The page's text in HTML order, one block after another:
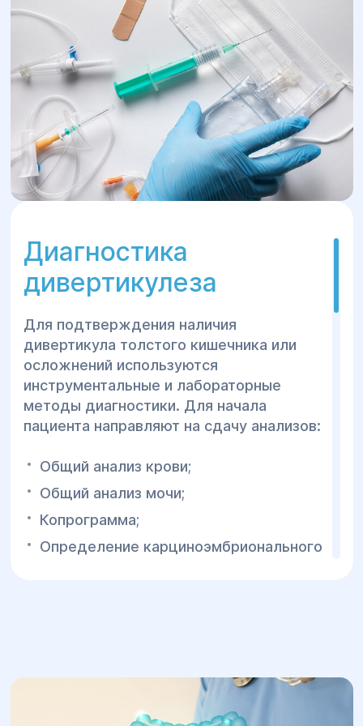
Диагностика
дивертикулеза
Для подтверждения наличия
дивертикула толстого кишечника или
осложнений используются
инструментальные и лабораторные
методы диагностики. Для начала
пациента направляют на сдачу анализов:
Общий анализ крови;
Общий анализ мочи;
Копрограмма;
Определение карциноэмбрионального
врачи клиники «Гелиос» проводят: